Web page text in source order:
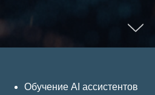
Обучение AI ассистентов